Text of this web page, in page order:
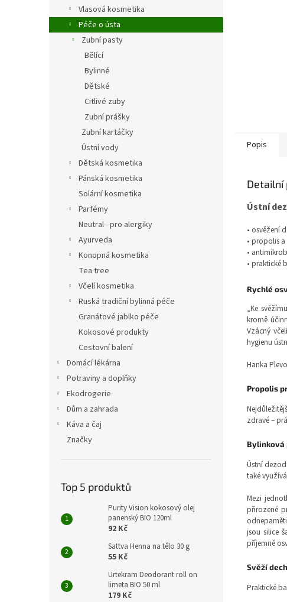
e
l
Vlasová kosmetika
Péče o ústa
Zubní pasty
Bělící
Bylinné
Dětské
Citlivé zuby
Zubní prášky
Zubní kartáčky
Ústní vody
Dětská kosmetika
Pánská kosmetika
Solární kosmetika
Parfémy
Neutral - pro alergiky
Ayurveda
Konopná kosmetika
Tea tree
Včelí kosmetika
Ruská tradiční bylinná péče
Granátové jablko péče
Kokosové produkty
Cestovní balení
Domácí lékárna
Potraviny a doplňky
Ekodrogerie
Dům a zahrada
Káva a čaj
Značky
Top 5 produktů
Purity Vision kokosový olej
panenský BIO 120ml
92 Kč
Sattva Henna na tělo 30 g
55 Kč
Urtekram Deodorant roll on
limeta BIO 50 ml
179 Kč
Popis
Detailní
Ústní
• osvěžení
• propolis
•
• praktické
Rychlé
„Ke
kromě
Vzácný
hygienu
Hanka
Propolis
zdravé –
Bylinková
Ústní
také
Mezi
přirozené
jsou silice
příjemně
Svěží
Praktické